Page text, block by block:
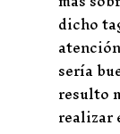
dicho
sería
resulto
realizar